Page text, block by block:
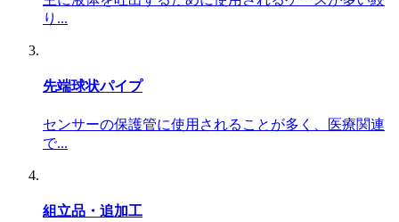
り...
先端球状パイプ
センサーの保護管に使用されることが多く、医療関連
で...
組立品・追加工